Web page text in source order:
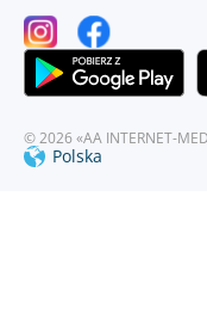
© 2026 «AA INTERNET-
Polska